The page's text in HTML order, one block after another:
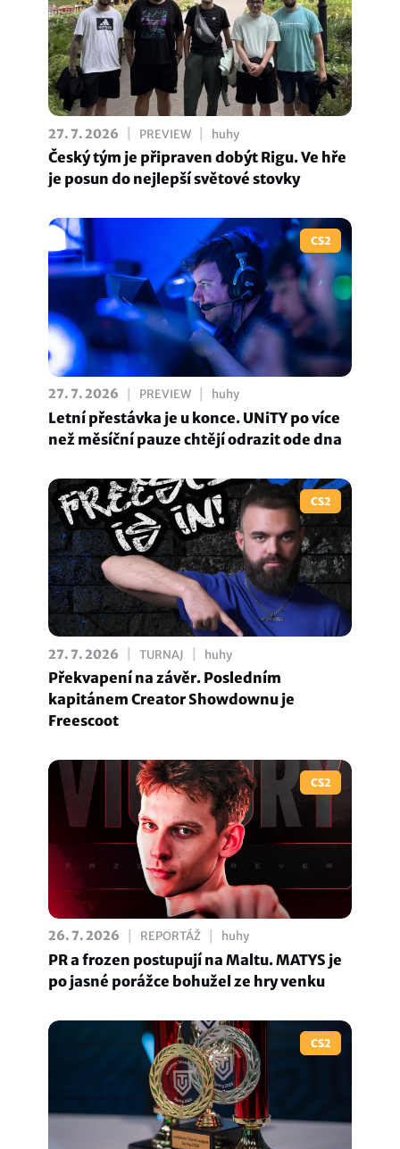
27. 7. 2026 PREVIEW huhy
Český tým je připraven dobýt Rigu. Ve hře
je posun do nejlepší světové stovky
CS2
27. 7. 2026 PREVIEW huhy
Letní přestávka je u konce. UNiTY po více
než měsíční pauze chtějí odrazit ode dna
CS2
27. 7. 2026 TURNAJ huhy
Překvapení na závěr. Posledním
kapitánem Creator Showdownu je
Freescoot
CS2
26. 7. 2026 REPORTÁŽ huhy
PR a frozen postupují na Maltu. MATYS je
po jasné porážce bohužel ze hry venku
CS2